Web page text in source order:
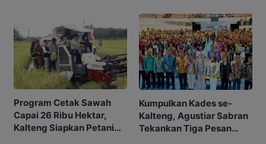
Program Cetak Sawah
Capai 26 Ribu Hektar,
Kalteng Siapkan Petani
Kumpulkan Kades se-
Kalteng, Agustiar Sabran
Tekankan Tiga Pesan